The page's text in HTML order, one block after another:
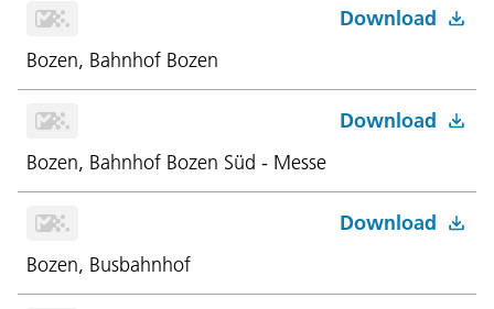
Download
Bozen, Bahnhof Bozen
Download
Bozen, Bahnhof Bozen Süd - Messe
Download
Bozen, Busbahnhof